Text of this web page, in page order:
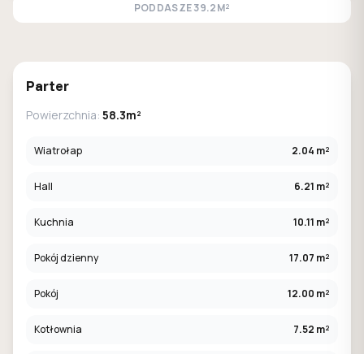
PODDASZE39.2M²
Parter
Powierzchnia: 58.3m²
Wiatrołap 2.04 m²
Hall 6.21 m²
Kuchnia 10.11 m²
Pokój dzienny 17.07 m²
Pokój 12.00 m²
Kotłownia 7.52 m²